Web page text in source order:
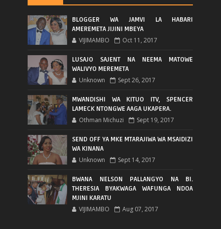
BLOGGER WA JAMVI LA HABARI
AMEREMETA JIJINI MBEYA
VIJIMAMBO Oct 11, 2017
LUSAJO SAJENT NA NEEMA MATOWE
WALIVYO MEREMETA
Unknown Sept 26, 2017
MWANDISHI WA KITUO ITV, SPENCER
LAMECK NTONGWE AAGA UKAPERA.
Othman Michuzi Sept 19, 2017
SEND OFF YA MKE MTARAJIWA WA MSAIDIZI
WA KINANA
Unknown Sept 14, 2017
BWANA NELSON PALLANGYO NA BI.
THERESIA BYAKWAGA WAFUNGA NDOA
MJINI KARATU
VIJIMAMBO Aug 07, 2017